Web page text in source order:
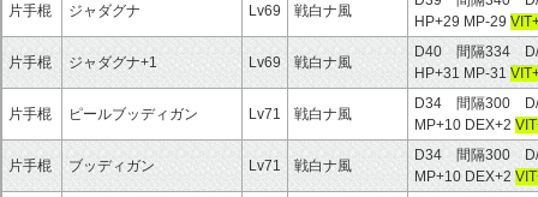
片手棍 ジャダグナ Lv69 戦白ナ風
HP+29 MP-29
片手棍 ジャダグナ+1 Lv69 戦白ナ風
D40 間隔334
HP+31 MP-31
片手棍 ピールブッディガン Lv71 戦白ナ風
D34 間隔300
MP+10 DEX+2
片手棍 ブッディガン Lv71 戦白ナ風
D34 間隔300
MP+10 DEX+2